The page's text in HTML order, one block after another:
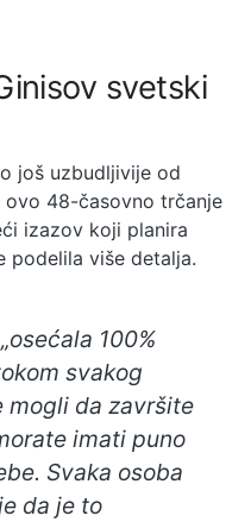
svetski
još uzbudljivije od
ovo 48-časovno trčanje
izazov koji planira
podelila više detalja.
100%
svakog
mogli da završite
imati puno
Svaka osoba
da je to